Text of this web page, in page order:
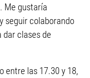
Me gustaría
seguir colaborando
dar clases de
entre las 17.30 y 18,